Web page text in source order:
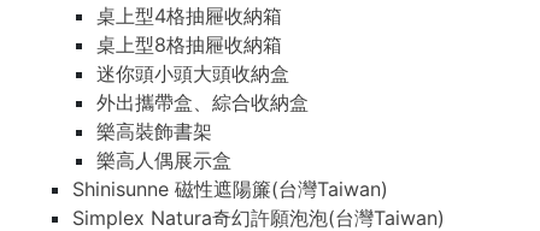
桌上型4格抽屜收納箱
桌上型8格抽屜收納箱
迷你頭小頭大頭收納盒
外出攜帶盒、綜合收納盒
樂高裝飾書架
樂高人偶展示盒
Shinisunne 磁性遮陽簾(台灣Taiwan)
Simplex Natura奇幻許願泡泡(台灣Taiwan)